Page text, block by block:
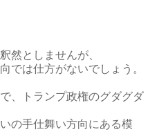
然としませんが、
では仕方がないでしょう。
、トランプ政権のグダグダ
の手仕舞い方向にある模